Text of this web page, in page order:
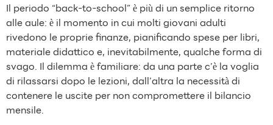
Il periodo “back‑to‑school” è più di un semplice ritorno
alle aule: è il momento in cui molti giovani adulti
rivedono le proprie finanze, pianificando spese per libri,
materiale didattico e, inevitabilmente, qualche forma di
svago. Il dilemma è familiare: da una parte c’è la voglia
di rilassarsi dopo le lezioni, dall’altra la necessità di
contenere le uscite per non compromettere il bilancio
mensile.